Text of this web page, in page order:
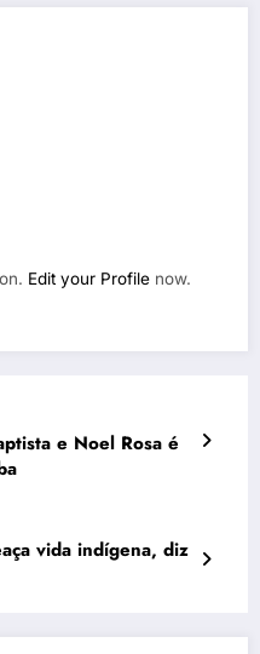
Edit your Profile now.
e Noel Rosa é
vida indígena, diz